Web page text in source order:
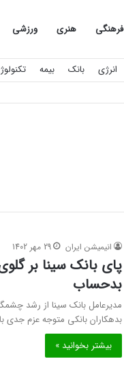
فرهنگی هنری ورزشی
انرژی بانک بیمه
انیمیشن ایران 29 مهر 1402
پای بانک سینا بر
بدحساب
مدیرعامل بانک سینا از رشد
بدهکاران بانکی متوجه عزم جدی
بیشتر بخوانید »